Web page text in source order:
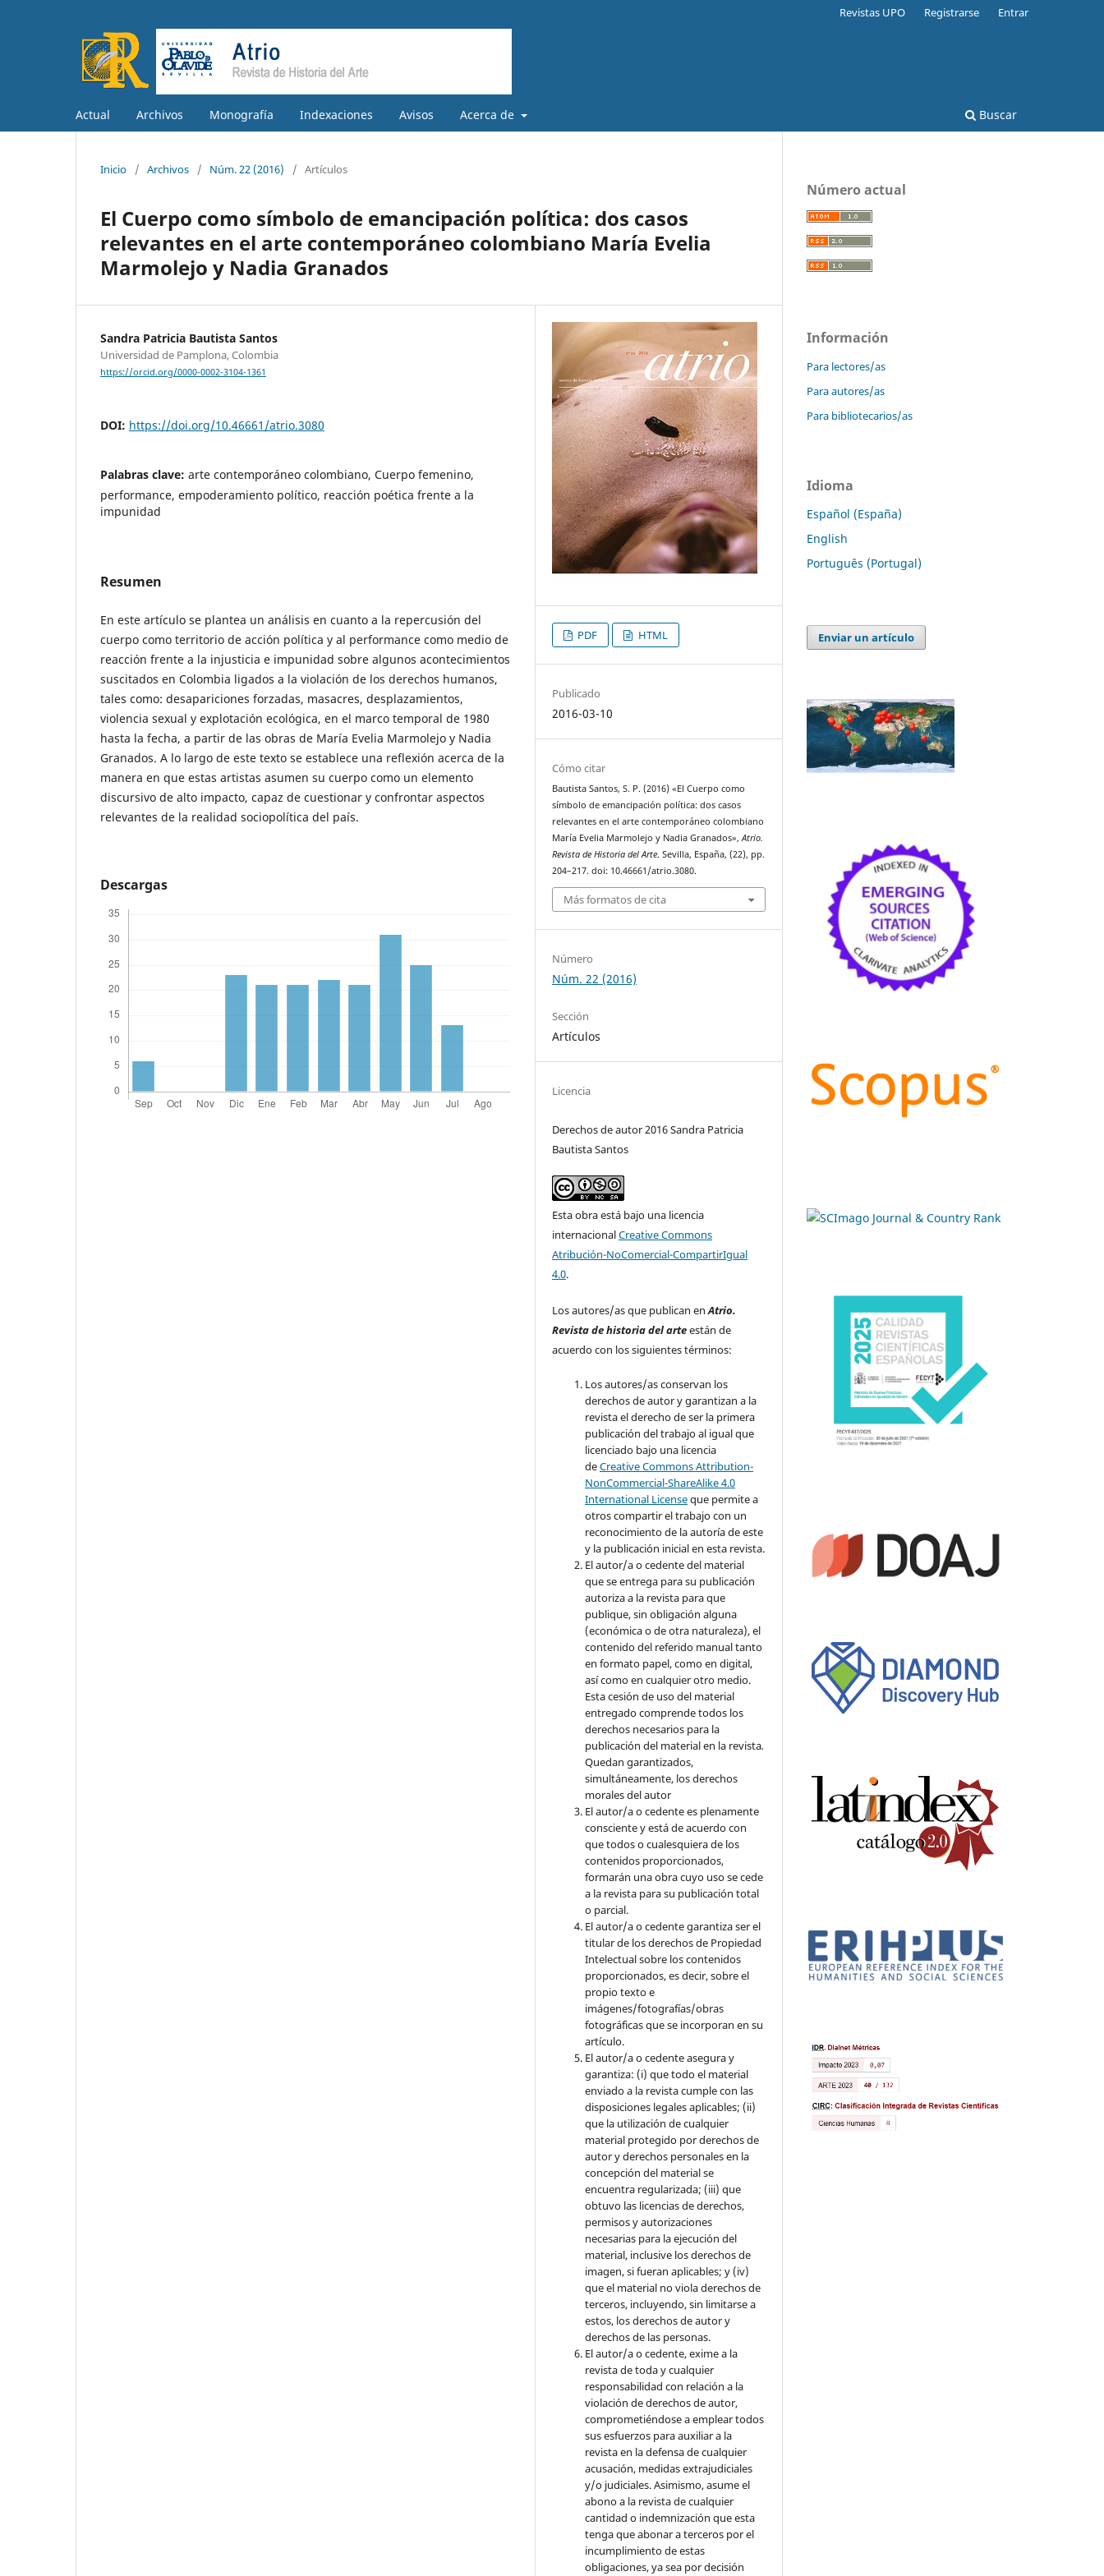
Actual Archivos Monografía Indexaciones Avisos Acerca de Buscar
Revistas UPO Registrarse Entrar
Inicio / Archivos / Núm. 22 (2016) / Artículos
El Cuerpo como símbolo de emancipación política: dos casos
relevantes en el arte contemporáneo colombiano María Evelia
Marmolejo y Nadia Granados
Sandra Patricia Bautista Santos
Universidad de Pamplona, Colombia
https://orcid.org/0000-0002-3104-1361
DOI: https://doi.org/10.46661/atrio.3080
Palabras clave: arte contemporáneo colombiano, Cuerpo femenino,
performance, empoderamiento político, reacción poética frente a la
impunidad
Resumen
En este artículo se plantea un análisis en cuanto a la repercusión del
cuerpo como territorio de acción política y al performance como medio de
reacción frente a la injusticia e impunidad sobre algunos acontecimientos
suscitados en Colombia ligados a la violación de los derechos humanos,
tales como: desapariciones forzadas, masacres, desplazamientos,
violencia sexual y explotación ecológica, en el marco temporal de 1980
hasta la fecha, a partir de las obras de María Evelia Marmolejo y Nadia
Granados. A lo largo de este texto se establece una reflexión acerca de la
manera en que estas artistas asumen su cuerpo como un elemento
discursivo de alto impacto, capaz de cuestionar y confrontar aspectos
relevantes de la realidad sociopolítica del país.
Descargas
PDF HTML
Publicado
2016-03-10
Cómo citar
Bautista Santos, S. P. (2016) «El Cuerpo como
símbolo de emancipación política: dos casos
relevantes en el arte contemporáneo colombiano
María Evelia Marmolejo y Nadia Granados»,Atrio.
Revista de Historia del Arte. Sevilla, España, (22), pp.
204–217. doi: 10.46661/atrio.3080.
Más formatos de cita
Número
Núm. 22 (2016)
Sección
Artículos
Licencia
Derechos de autor 2016 Sandra Patricia
Bautista Santos
Esta obra está bajo una licencia
internacionalCreative Commons
Atribución-NoComercial-CompartirIgual
4.0.
Los autores/as que publican enAtrio.
Revista de historia del arteestán de
acuerdo con los siguientes términos:
Los autores/as conservan los
derechos de autor y garantizan a la
revista el derecho de ser la primera
publicación del trabajo al igual que
licenciado bajo una licencia
deCreative Commons Attribution-
NonCommercial-ShareAlike 4.0
International Licenseque permite a
otros compartir el trabajo con un
reconocimiento de la autoría de este
y la publicación inicial en esta revista.
El autor/a o cedente del material
que se entrega para su publicación
autoriza a la revista para que
publique, sin obligación alguna
(económica o de otra naturaleza), el
contenido del referido manual tanto
en formato papel, como en digital,
así como en cualquier otro medio.
Esta cesión de uso del material
entregado comprende todos los
derechos necesarios para la
publicación del material en la revista.
Quedan garantizados,
simultáneamente, los derechos
morales del autor
El autor/a o cedente es plenamente
consciente y está de acuerdo con
que todos o cualesquiera de los
contenidos proporcionados,
formarán una obra cuyo uso se cede
a la revista para su publicación total
o parcial.
El autor/a o cedente garantiza ser el
titular de los derechos de Propiedad
Intelectual sobre los contenidos
proporcionados, es decir, sobre el
propio texto e
imágenes/fotografías/obras
fotográficas que se incorporan en su
artículo.
El autor/a o cedente asegura y
garantiza: (i) que todo el material
enviado a la revista cumple con las
disposiciones legales aplicables; (ii)
que la utilización de cualquier
material protegido por derechos de
autor y derechos personales en la
concepción del material se
encuentra regularizada; (iii) que
obtuvo las licencias de derechos,
permisos y autorizaciones
necesarias para la ejecución del
material, inclusive los derechos de
imagen, si fueran aplicables; y (iv)
que el material no viola derechos de
terceros, incluyendo, sin limitarse a
estos, los derechos de autor y
derechos de las personas.
El autor/a o cedente, exime a la
revista de toda y cualquier
responsabilidad con relación a la
violación de derechos de autor,
comprometiéndose a emplear todos
sus esfuerzos para auxiliar a la
revista en la defensa de cualquier
acusación, medidas extrajudiciales
y/o judiciales. Asimismo, asume el
abono a la revista de cualquier
cantidad o indemnización que esta
tenga que abonar a terceros por el
incumplimiento de estas
obligaciones, ya sea por decisión
Número actual
Información
Para lectores/as
Para autores/as
Para bibliotecarios/as
Idioma
Español (España)
English
Português (Portugal)
Enviar un artículo